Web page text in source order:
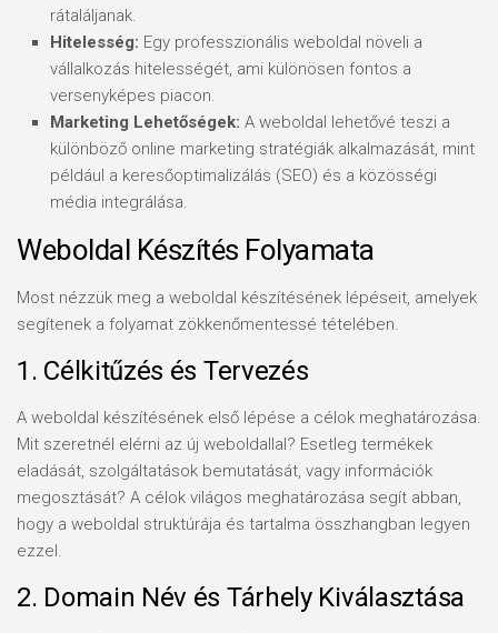
rátaláljanak.
Hitelesség: Egy professzionális weboldal növeli a
vállalkozás hitelességét, ami különösen fontos a
versenyképes piacon.
Marketing Lehetőségek: A weboldal lehetővé teszi a
különböző online marketing stratégiák alkalmazását, mint
például a keresőoptimalizálás (SEO) és a közösségi
média integrálása.
Weboldal Készítés Folyamata
Most nézzük meg a weboldal készítésének lépéseit, amelyek
segítenek a folyamat zökkenőmentessé tételében.
1. Célkitűzés és Tervezés
A weboldal készítésének első lépése a célok meghatározása.
Mit szeretnél elérni az új weboldallal? Esetleg termékek
eladását, szolgáltatások bemutatását, vagy információk
megosztását? A célok világos meghatározása segít abban,
hogy a weboldal struktúrája és tartalma összhangban legyen
ezzel.
2. Domain Név és Tárhely Kiválasztása